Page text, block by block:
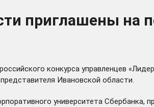
приглашены на
конкурса управленцев
Ивановской области.
университета Сбербанка,